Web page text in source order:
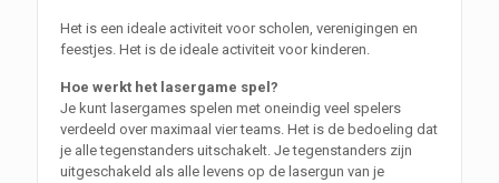
Het is een ideale activiteit voor scholen, verenigingen en
feestjes. Het is de ideale activiteit voor kinderen.
Hoe werkt het lasergame spel?
Je kunt lasergames spelen met oneindig veel spelers
verdeeld over maximaal vier teams. Het is de bedoeling dat
je alle tegenstanders uitschakelt. Je tegenstanders zijn
uitgeschakeld als alle levens op de lasergun van je